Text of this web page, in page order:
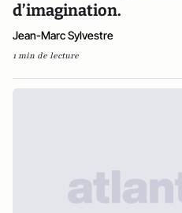
d’imagination.
Jean-Marc Sylvestre
1 min de lecture